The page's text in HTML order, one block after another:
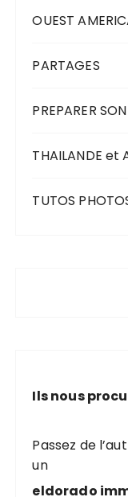
OUEST
PARTAGES
PREPARER
THAILANDE et
TUTOS
Ils nous
Passez de
un
eldorado